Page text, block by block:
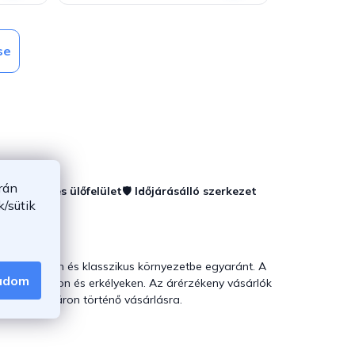
sütik
Kényelmes ülőfelület🛡️ Időjárásálló szerkezet
modern és klasszikus környezetbe egyaránt. A
teraszokon és erkélyeken. Az árérzékeny vásárlók
kedvező áron történő vásárlásra.